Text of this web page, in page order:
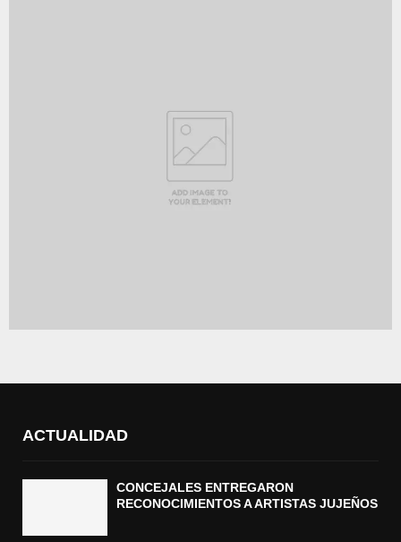
ACTUALIDAD
CONCEJALES ENTREGARON
RECONOCIMIENTOS A ARTISTAS JUJEÑOS